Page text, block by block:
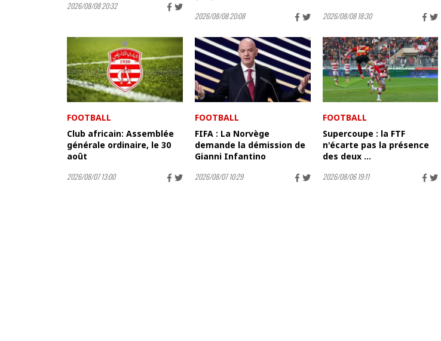
2026/08/08 20:32
2026/08/08 20:08 2026/08/08 18:30
FOOTBALL
Club africain: Assemblée
générale ordinaire, le 30
août
2026/08/07 13:00
FOOTBALL
FIFA : La Norvège
demande la démission de
Gianni Infantino
2026/08/07 10:29
FOOTBALL
Supercoupe : la FTF
n'écarte pas la présence
des deux ...
2026/08/06 19:11